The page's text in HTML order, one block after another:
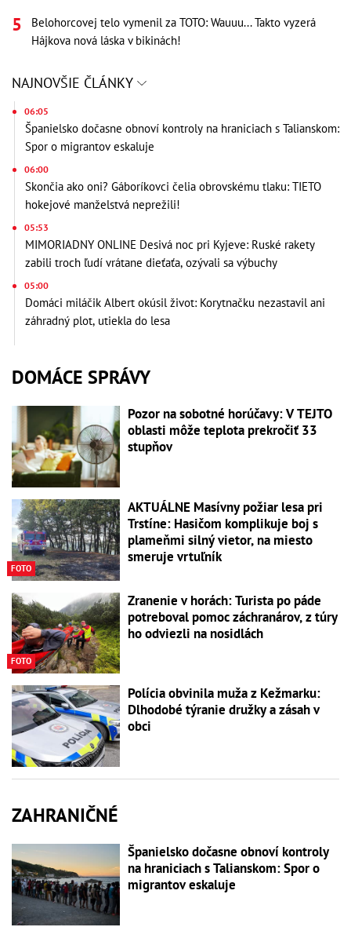
Belohorcovej telo vymenil za TOTO: Wauuu... Takto vyzerá
Hájkova nová láska v bikinách!
NAJNOVŠIE ČLÁNKY
06:05
Španielsko dočasne obnoví kontroly na hraniciach s Talianskom:
Spor o migrantov eskaluje
06:00
Skončia ako oni? Gáboríkovci čelia obrovskému tlaku: TIETO
hokejové manželstvá neprežili!
05:53
MIMORIADNY ONLINE Desivá noc pri Kyjeve: Ruské rakety
zabili troch ľudí vrátane dieťaťa, ozývali sa výbuchy
05:00
Domáci miláčik Albert okúsil život: Korytnačku nezastavil ani
záhradný plot, utiekla do lesa
DOMÁCE SPRÁVY
Pozor na sobotné horúčavy: V TEJTO
oblasti môže teplota prekročiť 33
stupňov
FOTO
AKTUÁLNE Masívny požiar lesa pri
Trstíne: Hasičom komplikuje boj s
plameňmi silný vietor, na miesto
smeruje vrtuľník
FOTO
Zranenie v horách: Turista po páde
potreboval pomoc záchranárov, z túry
ho odviezli na nosidlách
Polícia obvinila muža z Kežmarku:
Dlhodobé týranie družky a zásah v
obci
ZAHRANIČNÉ
Španielsko dočasne obnoví kontroly
na hraniciach s Talianskom: Spor o
migrantov eskaluje